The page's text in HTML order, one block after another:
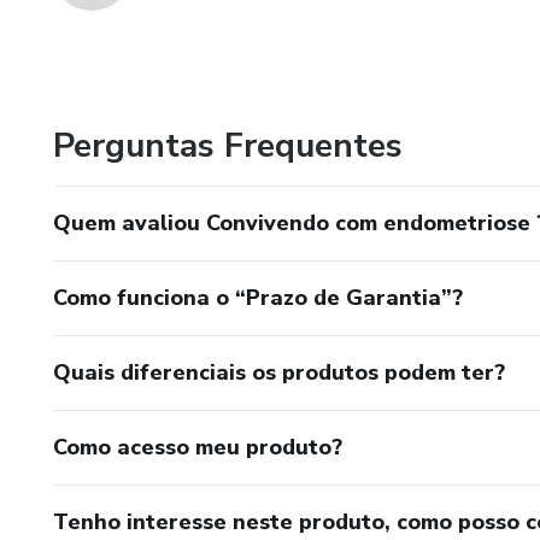
Perguntas Frequentes
Quem avaliou Convivendo com endometriose
Como funciona o “Prazo de Garantia”?
Quais diferenciais os produtos podem ter?
Como acesso meu produto?
Tenho interesse neste produto, como posso